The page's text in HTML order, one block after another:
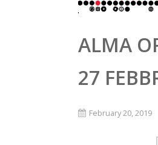
ALMA
27
February 20, 2019